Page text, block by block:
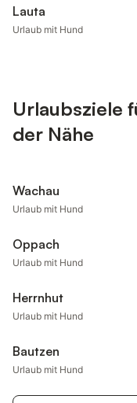
Lauta
Urlaub mit Hund
Urlaubsziele
der Nähe
Wachau
Urlaub mit Hund
Oppach
Urlaub mit Hund
Herrnhut
Urlaub mit Hund
Bautzen
Urlaub mit Hund